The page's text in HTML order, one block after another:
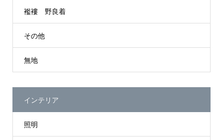
襤褸 野良着
その他
無地
インテリア
照明